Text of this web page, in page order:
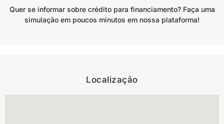
Quer se informar sobre crédito para financiamento? Faça uma
simulação em poucos minutos em nossa plataforma!
Localização